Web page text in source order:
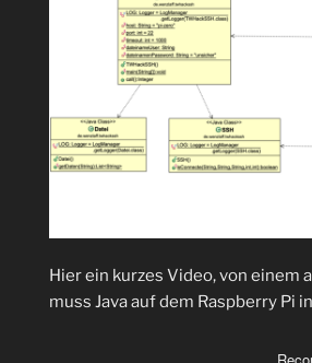
Hier ein kurzes Video, von einem
muss Java auf dem Raspberry Pi